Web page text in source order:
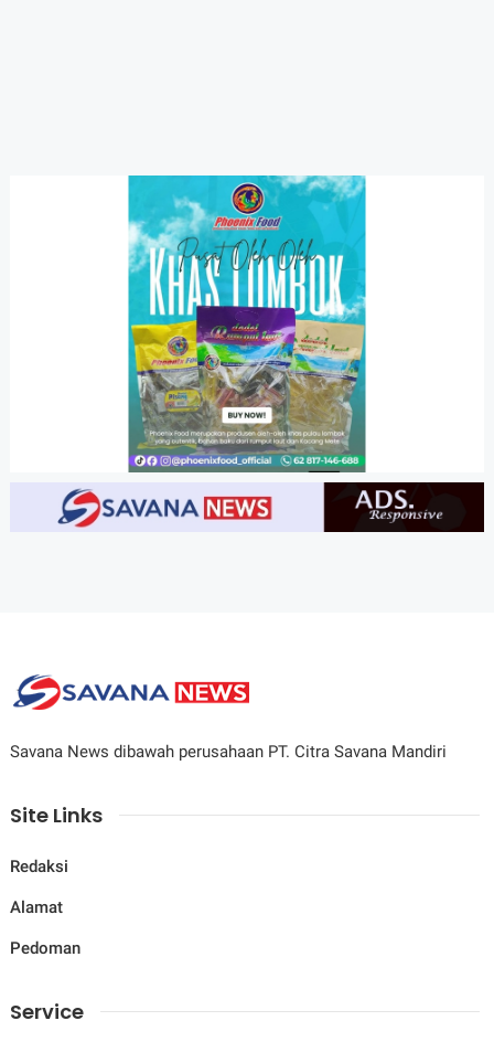
Savana News dibawah perusahaan PT. Citra Savana Mandiri
Site Links
Redaksi
Alamat
Pedoman
Service